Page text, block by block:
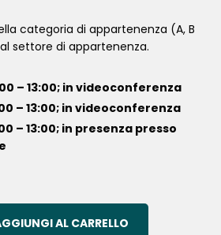
categoria di appartenenza (A, B
settore di appartenenza.
– 13:00; in videoconferenza
– 13:00; in videoconferenza
– 13:00; in presenza presso
AL CARRELLO